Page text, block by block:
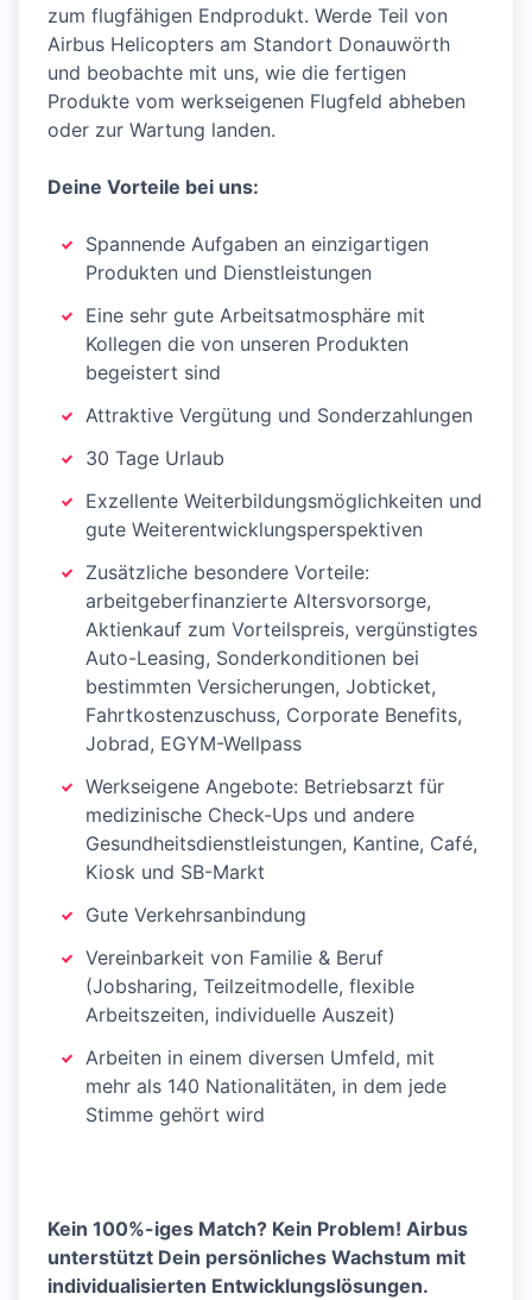
zum flugfähigen Endprodukt. Werde Teil von
Airbus Helicopters am Standort Donauwörth
und beobachte mit uns, wie die fertigen
Produkte vom werkseigenen Flugfeld abheben
oder zur Wartung landen.
Deine Vorteile bei uns:
Spannende Aufgaben an einzigartigen
Produkten und Dienstleistungen
Eine sehr gute Arbeitsatmosphäre mit
Kollegen die von unseren Produkten
begeistert sind
Attraktive Vergütung und Sonderzahlungen
30 Tage Urlaub
Exzellente Weiterbildungsmöglichkeiten und
gute Weiterentwicklungsperspektiven
Zusätzliche besondere Vorteile:
arbeitgeberfinanzierte Altersvorsorge,
Aktienkauf zum Vorteilspreis, vergünstigtes
Auto-Leasing, Sonderkonditionen bei
bestimmten Versicherungen, Jobticket,
Fahrtkostenzuschuss, Corporate Benefits,
Jobrad, EGYM-Wellpass
Werkseigene Angebote: Betriebsarzt für
medizinische Check-Ups und andere
Gesundheitsdienstleistungen, Kantine, Café,
Kiosk und SB-Markt
Gute Verkehrsanbindung
Vereinbarkeit von Familie & Beruf
(Jobsharing, Teilzeitmodelle, flexible
Arbeitszeiten, individuelle Auszeit)
Arbeiten in einem diversen Umfeld, mit
mehr als 140 Nationalitäten, in dem jede
Stimme gehört wird
Kein 100%-iges Match? Kein Problem! Airbus
unterstützt Dein persönliches Wachstum mit
individualisierten Entwicklungslösungen.